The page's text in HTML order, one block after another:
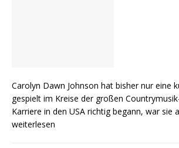
Carolyn Dawn Johnson hat bisher nur eine
gespielt im Kreise der großen
Karriere in den USA richtig begann, war sie
weiterlesen